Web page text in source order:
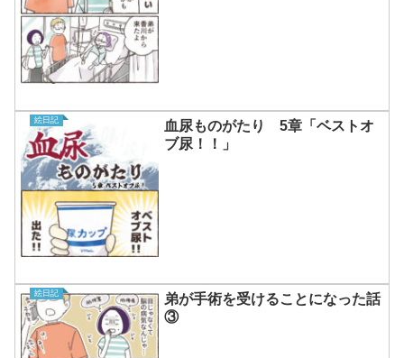
絵日記
血尿ものがたり 5章「ベストオ
ブ尿！！」
絵日記
弟が手術を受けることになった話
③